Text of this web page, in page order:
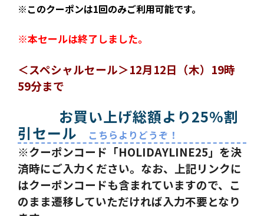
※このクーポンは1回のみご利用可能です。
※本セールは終了しました。
＜スペシャルセール＞12月12日（木）19時
59分まで
お買い上げ総額より25%割
引セール
こちらよりどうぞ！
※クーポンコード「HOLIDAYLINE25」を決
済時にご入力ください。なお、上記リンクに
はクーポンコードも含まれていますので、こ
のまま遷移していただければ入力不要となり